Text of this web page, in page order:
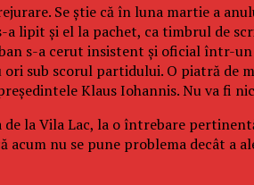
Se știe că în luna martie a
lipit și el la pachet, ca timbrul de
s-a cerut insistent și oficial într-
sub scorul partidului. O piatră de
Klaus Iohannis. Nu va fi
la Vila Lac, la o întrebare
nu se pune problema decât a